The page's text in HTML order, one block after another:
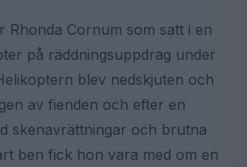
Rhonda Cornum som satt i en
på räddningsuppdrag under
blev nedskjuten och
av fienden och efter en
skenavrättningar och brutna
ben fick hon vara med om en